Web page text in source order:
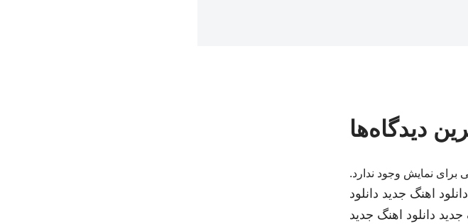
دیدگاه‌ها
برای نمایش وجود ندارد.
دانلود اهنگ جدید دانلود
جدید دانلود اهنگ جدید